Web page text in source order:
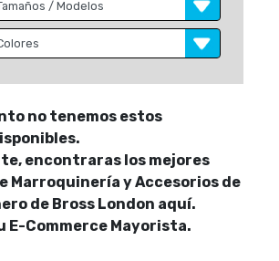
no tenemos estos
encontraras los mejores
Marroquinería y Accesorios de
de Bross London aquí.
E-Commerce Mayorista.